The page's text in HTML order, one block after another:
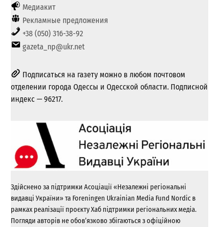
Медиакит
Рекламные предложения
+38 (050) 316-38-92
gazeta_np@ukr.net
Подписаться на газету можно в любом почтовом
отделении города Одессы и Одесской области. Подписной
индекс — 96217.
Здійснено за підтримки Асоціації «Незалежні регіональні
видавці України» та Foreningen Ukrainian Media Fund Nordic в
рамках реалізації проєкту Хаб підтримки регіональних медіа.
Погляди авторів не обов’язково збігаються з офіційною